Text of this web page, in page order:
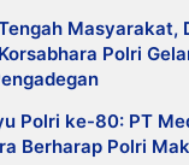
Masyarakat,
Polri
Polri ke-80: PT
Berharap Polri